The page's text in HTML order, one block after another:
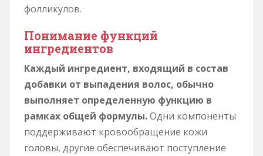
фолликулов.
Понимание функций
ингредиентов
Каждый ингредиент, входящий в состав
добавки от выпадения волос, обычно
выполняет определенную функцию в
рамках общей формулы.Одни компоненты
поддерживают кровообращение кожи
головы, другие обеспечивают поступление